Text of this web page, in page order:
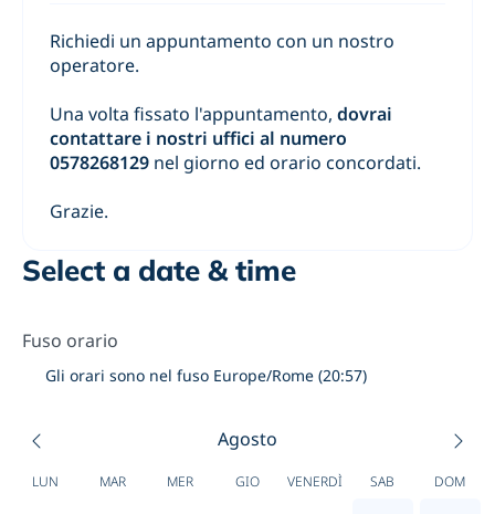
Richiedi un appuntamento con un nostro
operatore.
Una volta fissato l'appuntamento, dovrai
contattare i nostri uffici al numero
0578268129 nel giorno ed orario concordati.
Grazie.
Select a date & time
Fuso orario
Gli orari sono nel fuso Europe/Rome (20:57)
Agosto
LUN MAR MER GIO VENERDÌ SAB DOM